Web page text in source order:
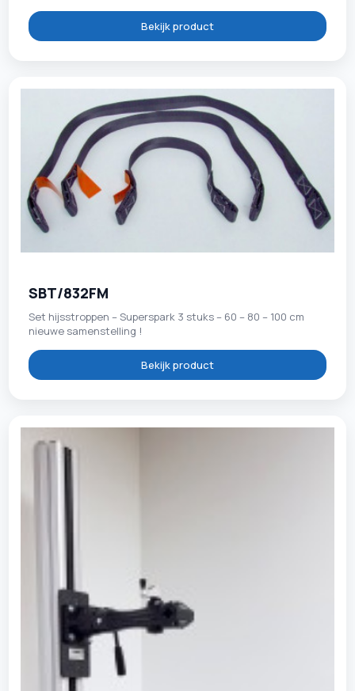
Bekijk product
SBT/832FM
Set hijsstroppen – Superspark 3 stuks – 60 – 80 – 100 cm
nieuwe samenstelling !
Bekijk product